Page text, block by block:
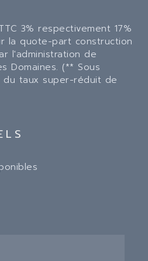
3% respectivement 17%
la quote-part construction
l'administration de
Domaines. (** Sous
taux super-réduit de